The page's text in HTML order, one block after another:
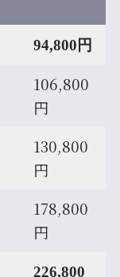
94,800円
106,800
円
130,800
円
178,800
円
226,800